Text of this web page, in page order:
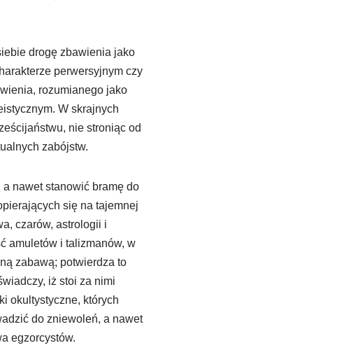
drogę zbawienia jako
perwersyjnym czy
rozumianego jako
W skrajnych
nie stroniąc od
zabójstw.
nawet stanowić bramę do
się na tajemnej
czarów, astrologii i
amuletów i talizmanów, w
zabawą; potwierdza to
iż stoi za nimi
okultystyczne, których
do zniewoleń, a nawet
egzorcystów.